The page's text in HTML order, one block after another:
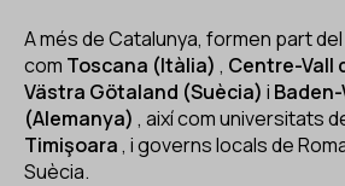
A més de Catalunya, formen part
com Toscana (Itàlia) , Centre-Vall
Västra Götaland (Suècia) i
(Alemanya) , així com universitats
Timişoara, i governs locals de
Suècia.